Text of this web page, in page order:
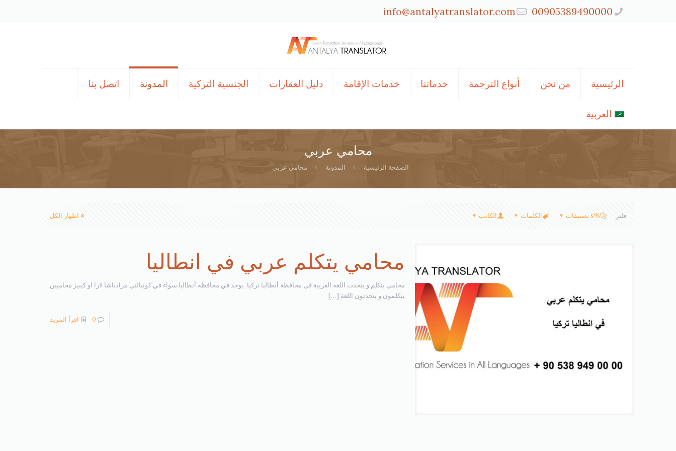
00905389490000
info@antalyatranslator.com
الرئيسية من نحن أنواع الترجمة خدماتنا خدمات الإقامة دليل العقارات الجنسية التركية المدونة اتصل بنا
العربية
محامي عربي
الصفحة الرئيسية المدونة محامي عربي
فلتر %s تصنيفات الكلمات الكاتب اظهار الكل
محامي يتكلم عربي في انطاليا
محامي يتكلم و يتحدث اللغة العربية في محافظة أنطاليا تركيا: يوجد في محافظة أنطاليا سواء في كونيالتي مرادباشا لارا او كيبيز محاميين
يتكلمون و يتحدثون اللغة […]
0 اقرأ المزيد